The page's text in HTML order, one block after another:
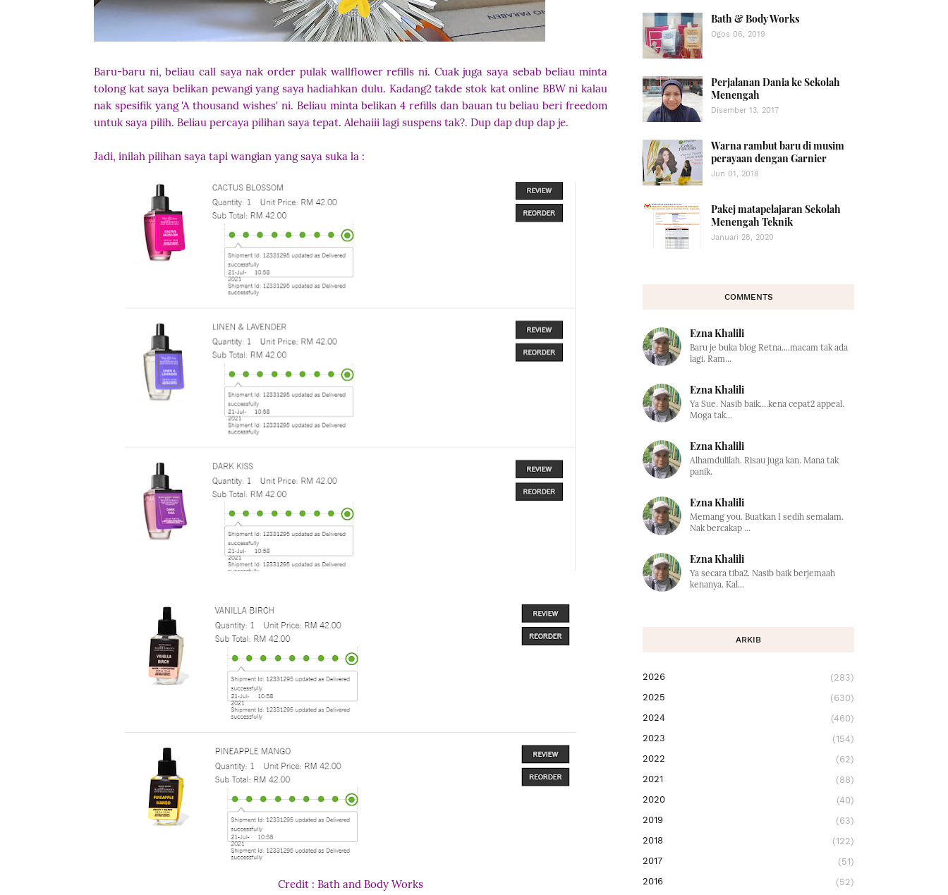
Baru-baru ni, beliau call saya nak order pulak wallflower refills ni. Cuak juga saya sebab beliau minta
tolong kat saya belikan pewangi yang saya hadiahkan dulu. Kadang2 takde stok kat online BBW ni kalau
nak spesifik yang 'A thousand wishes' ni. Beliau minta belikan 4 refills dan bauan tu beliau beri freedom
untuk saya pilih. Beliau percaya pilihan saya tepat. Alehaiii lagi suspens tak?. Dup dap dup dap je.
Jadi, inilah pilihan saya tapi wangian yang saya suka la :
Credit : Bath and Body Works
Bath & Body Works
Ogos 06, 2019
Perjalanan Dania ke Sekolah
Menengah
Disember 13, 2017
Warna rambut baru di musim
perayaan dengan Garnier
Jun 01, 2018
Pakej matapelajaran Sekolah
Menengah Teknik
Januari 28, 2020
COMMENTS
Ezna Khalili
Baru je buka blog Retna....macam tak ada
lagi. Ram...
Ezna Khalili
Ya Sue. Nasib baik....kena cepat2 appeal.
Moga tak...
Ezna Khalili
Alhamdulilah. Risau juga kan. Mana tak
panik.
Ezna Khalili
Memang you. Buatkan I sedih semalam.
Nak bercakap ...
Ezna Khalili
Ya secara tiba2. Nasib baik berjemaah
kenanya. Kal...
ARKIB
2026
(283)
2025
(630)
2024
(460)
2023
(154)
2022
(62)
2021
(88)
2020
(40)
2019
(63)
2018
(122)
2017
(51)
2016
(52)